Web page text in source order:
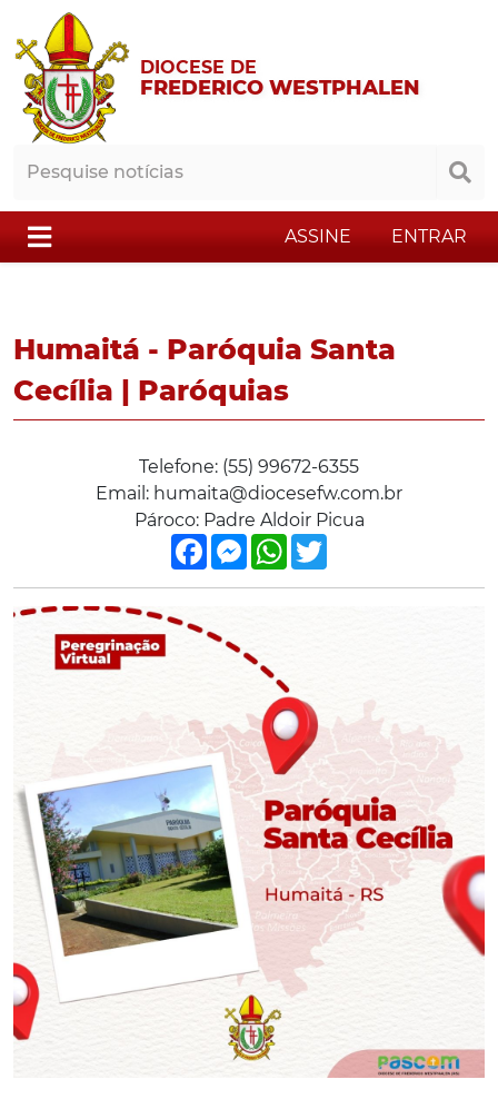
DIOCESE DE
FREDERICO WESTPHALEN
ASSINE ENTRAR
Humaitá - Paróquia Santa
Cecília | Paróquias
Telefone: (55) 99672-6355
Email: humaita@diocesefw.com.br
Pároco: Padre Aldoir Picua
FacebookMessenger
WhatsApp